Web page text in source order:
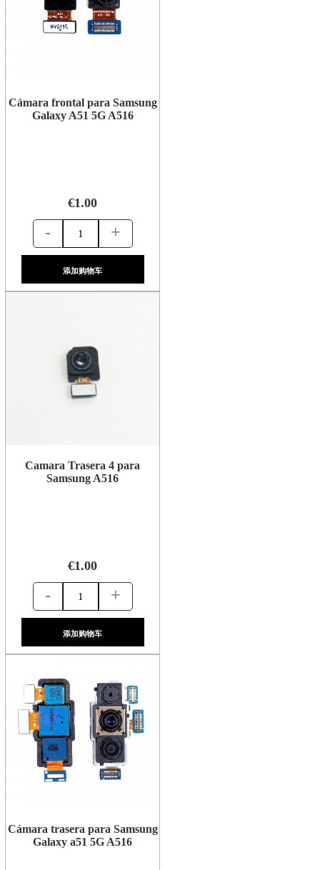
Cámara frontal para Samsung
Galaxy A51 5G A516
€1.00
- +
添加购物车
Camara Trasera 4 para
Samsung A516
€1.00
- +
添加购物车
Cámara trasera para Samsung
Galaxy a51 5G A516